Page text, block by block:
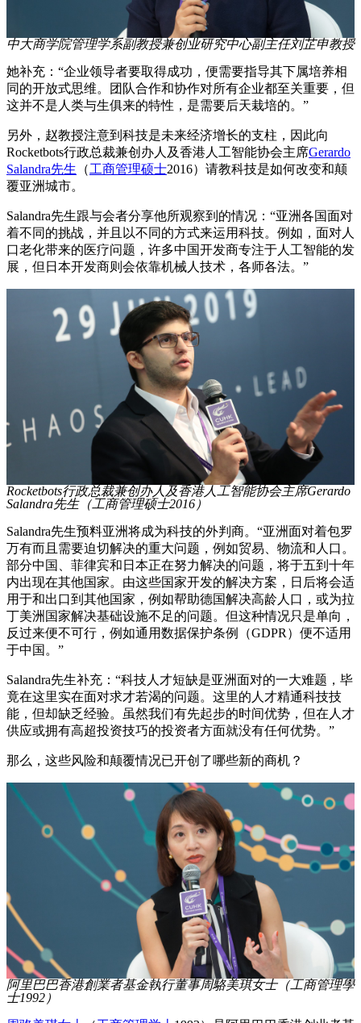
中大商学院管理学系副教授兼创业研究中心副主任刘芷申教授
她补充：“企业领导者要取得成功，便需要指导其下属培养相
同的开放式思维。团队合作和协作对所有企业都至关重要，但
这并不是人类与生俱来的特性，是需要后天栽培的。”
另外，赵教授注意到科技是未来经济增长的支柱，因此向
Rocketbots行政总裁兼创办人及香港人工智能协会主席Gerardo
Salandra先生 （工商管理硕士2016）请教科技是如何改变和颠
覆亚洲城市。
Salandra先生跟与会者分享他所观察到的情况：“亚洲各国面对
着不同的挑战，并且以不同的方式来运用科技。例如，面对人
口老化带来的医疗问题，许多中国开发商专注于人工智能的发
展，但日本开发商则会依靠机械人技术，各师各法。”
Rocketbots行政总裁兼创办人及香港人工智能协会主席Gerardo
Salandra先生（工商管理硕士2016）
Salandra先生预料亚洲将成为科技的外判商。“亚洲面对着包罗
万有而且需要迫切解决的重大问题，例如贸易、物流和人口。
部分中国、菲律宾和日本正在努力解决的问题，将于五到十年
内出现在其他国家。由这些国家开发的解决方案，日后将会适
用于和出口到其他国家，例如帮助德国解决高龄人口，或为拉
丁美洲国家解决基础设施不足的问题。但这种情况只是单向，
反过来便不可行，例如通用数据保护条例（GDPR）便不适用
于中国。”
Salandra先生补充：“科技人才短缺是亚洲面对的一大难题，毕
竟在这里实在面对求才若渴的问题。这里的人才精通科技技
能，但却缺乏经验。虽然我们有先起步的时间优势，但在人才
供应或拥有高超投资技巧的投资者方面就没有任何优势。”
那么，这些风险和颠覆情况已开创了哪些新的商机？
阿里巴巴香港創業者基金執行董事周駱美琪女士（工商管理學
士1992）